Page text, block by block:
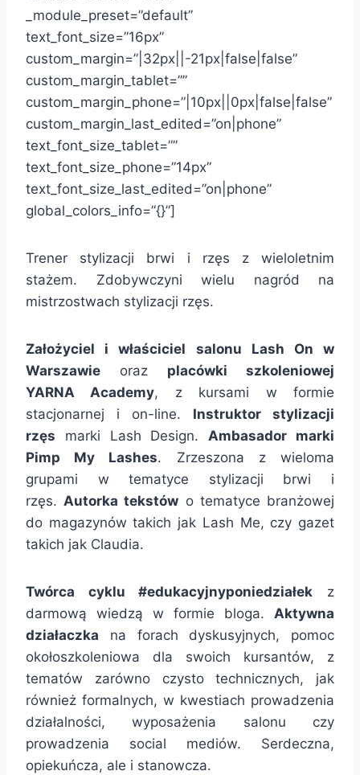
_module_preset=”default”
text_font_size=”16px”
custom_margin=”|32px||-21px|false|false”
custom_margin_tablet=””
custom_margin_phone=”|10px||0px|false|false”
custom_margin_last_edited=”on|phone”
text_font_size_tablet=””
text_font_size_phone=”14px”
text_font_size_last_edited=”on|phone”
global_colors_info=”{}”]
Trener stylizacji brwi i rzęs z wieloletnim
stażem. Zdobywczyni wielu nagród na
mistrzostwach stylizacji rzęs.
Założyciel i właściciel salonu Lash On w
Warszawie oraz placówki szkoleniowej
YARNA Academy, z kursami w formie
stacjonarnej i on-line. Instruktor stylizacji
rzęs marki Lash Design.Ambasador marki
Pimp My Lashes. Zrzeszona z wieloma
grupami w tematyce stylizacji brwi i
rzęs.Autorka tekstów o tematyce branżowej
do magazynów takich jak Lash Me, czy gazet
takich jak Claudia.
Twórca cyklu #edukacyjnyponiedziałek z
darmową wiedzą w formie bloga. Aktywna
działaczka na forach dyskusyjnych, pomoc
okołoszkoleniowa dla swoich kursantów, z
tematów zarówno czysto technicznych, jak
również formalnych, w kwestiach prowadzenia
działalności, wyposażenia salonu czy
prowadzenia social mediów. Serdeczna,
opiekuńcza, ale i stanowcza.